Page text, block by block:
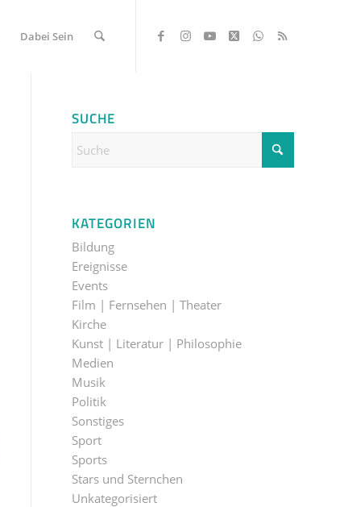
Dabei Sein
SUCHE
KATEGORIEN
Bildung
Ereignisse
Events
Film | Fernsehen | Theater
Kirche
Kunst | Literatur | Philosophie
Medien
Musik
Politik
Sonstiges
Sport
Sports
Stars und Sternchen
Unkategorisiert